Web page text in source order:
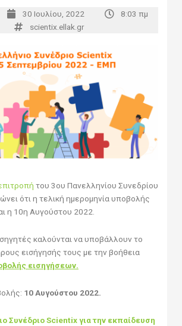
30 Ιουλίου, 2022
8:03 πμ
scientix.ellak.gr
του 3ου Πανελληνίου Συνεδρίου
ότι η τελική ημερομηνία υποβολής
η 10η Αυγούστου 2022.
καλούνται να υποβάλλουν το
εισήγησής τους με την βοήθεια
εισηγήσεων.
10 Αυγούστου 2022.
Συνέδριο Scientix για την εκπαίδευση